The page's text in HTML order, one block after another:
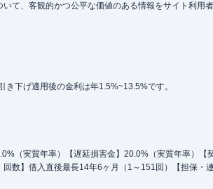
て、客観的かつ公平な価値のある情報をサイト利用
下げ適用後の金利は年1.5%~13.5%です。
（実質年率）【遅延損害金】20.0%（実質年率）【
数】借入直後最長14年6ヶ月（1～151回）【担保・